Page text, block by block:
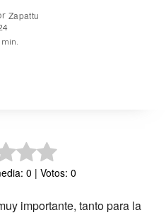
Zapattu
min.
0 | Votos: 0
importante, tanto para la